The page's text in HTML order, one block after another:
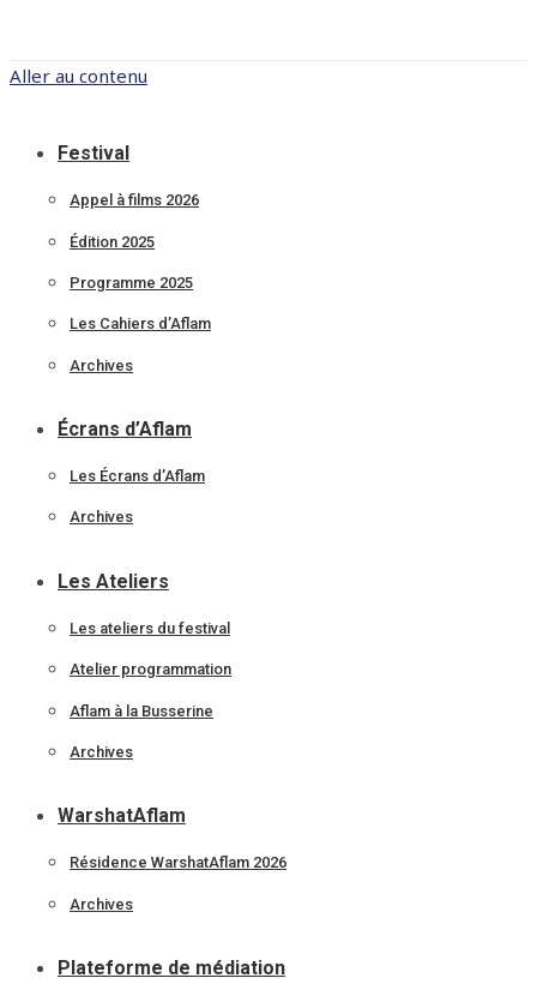
Aller au contenu
Festival
Appel à films 2026
Édition 2025
Programme 2025
Les Cahiers d’Aflam
Archives
Écrans d’Aflam
Les Écrans d’Aflam
Archives
Les Ateliers
Les ateliers du festival
Atelier programmation
Aflam à la Busserine
Archives
WarshatAflam
Résidence WarshatAflam 2026
Archives
Plateforme de médiation